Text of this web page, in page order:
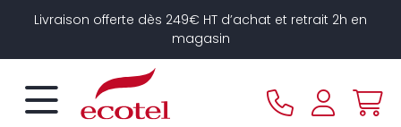
Livraison offerte dès 249€ HT d’achat et retrait 2h en
magasin
Panneau de gestion des cookies